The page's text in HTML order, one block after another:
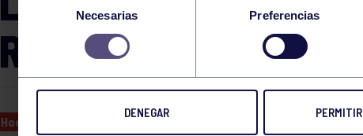
de
consentimiento
Necesarias Preferencias
DENEGAR
RGCC
Hockey 26 NOV 2022